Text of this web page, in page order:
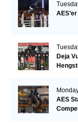
Deja
AES